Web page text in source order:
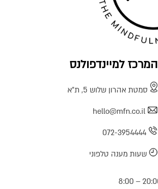
המרכז למיינדפולנס
סמטת אהרון שלוש 5, ת"א
hello@mfn.co.il
072-3954444
שעות מענה טלפוני